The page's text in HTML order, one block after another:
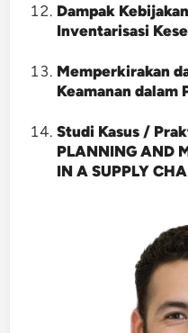
Dampak
Inventarisasi
Memperkirakan
Keamanan dalam
Studi Kasus /
PLANNING AND
IN A SUPPLY